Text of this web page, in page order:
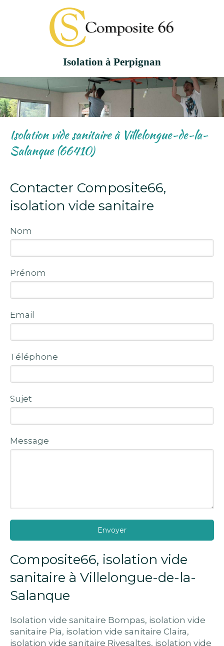
Isolation à Perpignan
Isolation vide sanitaire à Villelongue-de-la-
Salanque (66410)
Contacter Composite66,
isolation vide sanitaire
Nom
Prénom
Email
Téléphone
Sujet
Message
Envoyer
Composite66, isolation vide
sanitaire à Villelongue-de-la-
Salanque
Isolation vide sanitaire Bompas, isolation vide
sanitaire Pia, isolation vide sanitaire Claira,
isolation vide sanitaire Rivesaltes, isolation vide